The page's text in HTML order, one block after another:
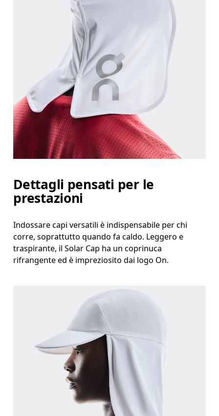
Dettagli pensati per le
prestazioni
Indossare capi versatili è indispensabile per chi
corre, soprattutto quando fa caldo. Leggero e
traspirante, il Solar Cap ha un coprinuca
rifrangente ed è impreziosito dai logo On.